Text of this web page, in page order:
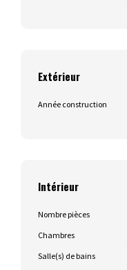
Extérieur
Année construction
Intérieur
Nombre pièces
Chambres
Salle(s) de bains